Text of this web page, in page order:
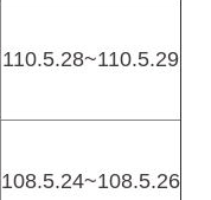
110.5.28~110.5.29
108.5.24~108.5.26